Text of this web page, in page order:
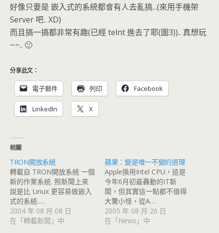
好像只要是 嵌入式的系統都會有人去亂搞...(來用手機架
Server 吧.. XD)
而且搞一搞都非常有趣(已經 telnt 進去了耶(圖3)).. 真想玩
~~.. 🙂
分享此文：
電子郵件 列印 Facebook
LinkedIn X
相關
TRON開放系統
轉載自 TRON開放系統 一個
新的作業系統. 照新聞上來
說是比 Linux 更容易做嵌入
式的系統..…
2004 年 08 月 08 日
在「轉載新聞」中
蘋果：變是唯一不變的道理
Apple換用Intel CPU，這是
今年6月初最轟動的IT新
聞，但其實這一點都不值得
大驚小怪，從A…
2005 年 08 月 26 日
在「News」中